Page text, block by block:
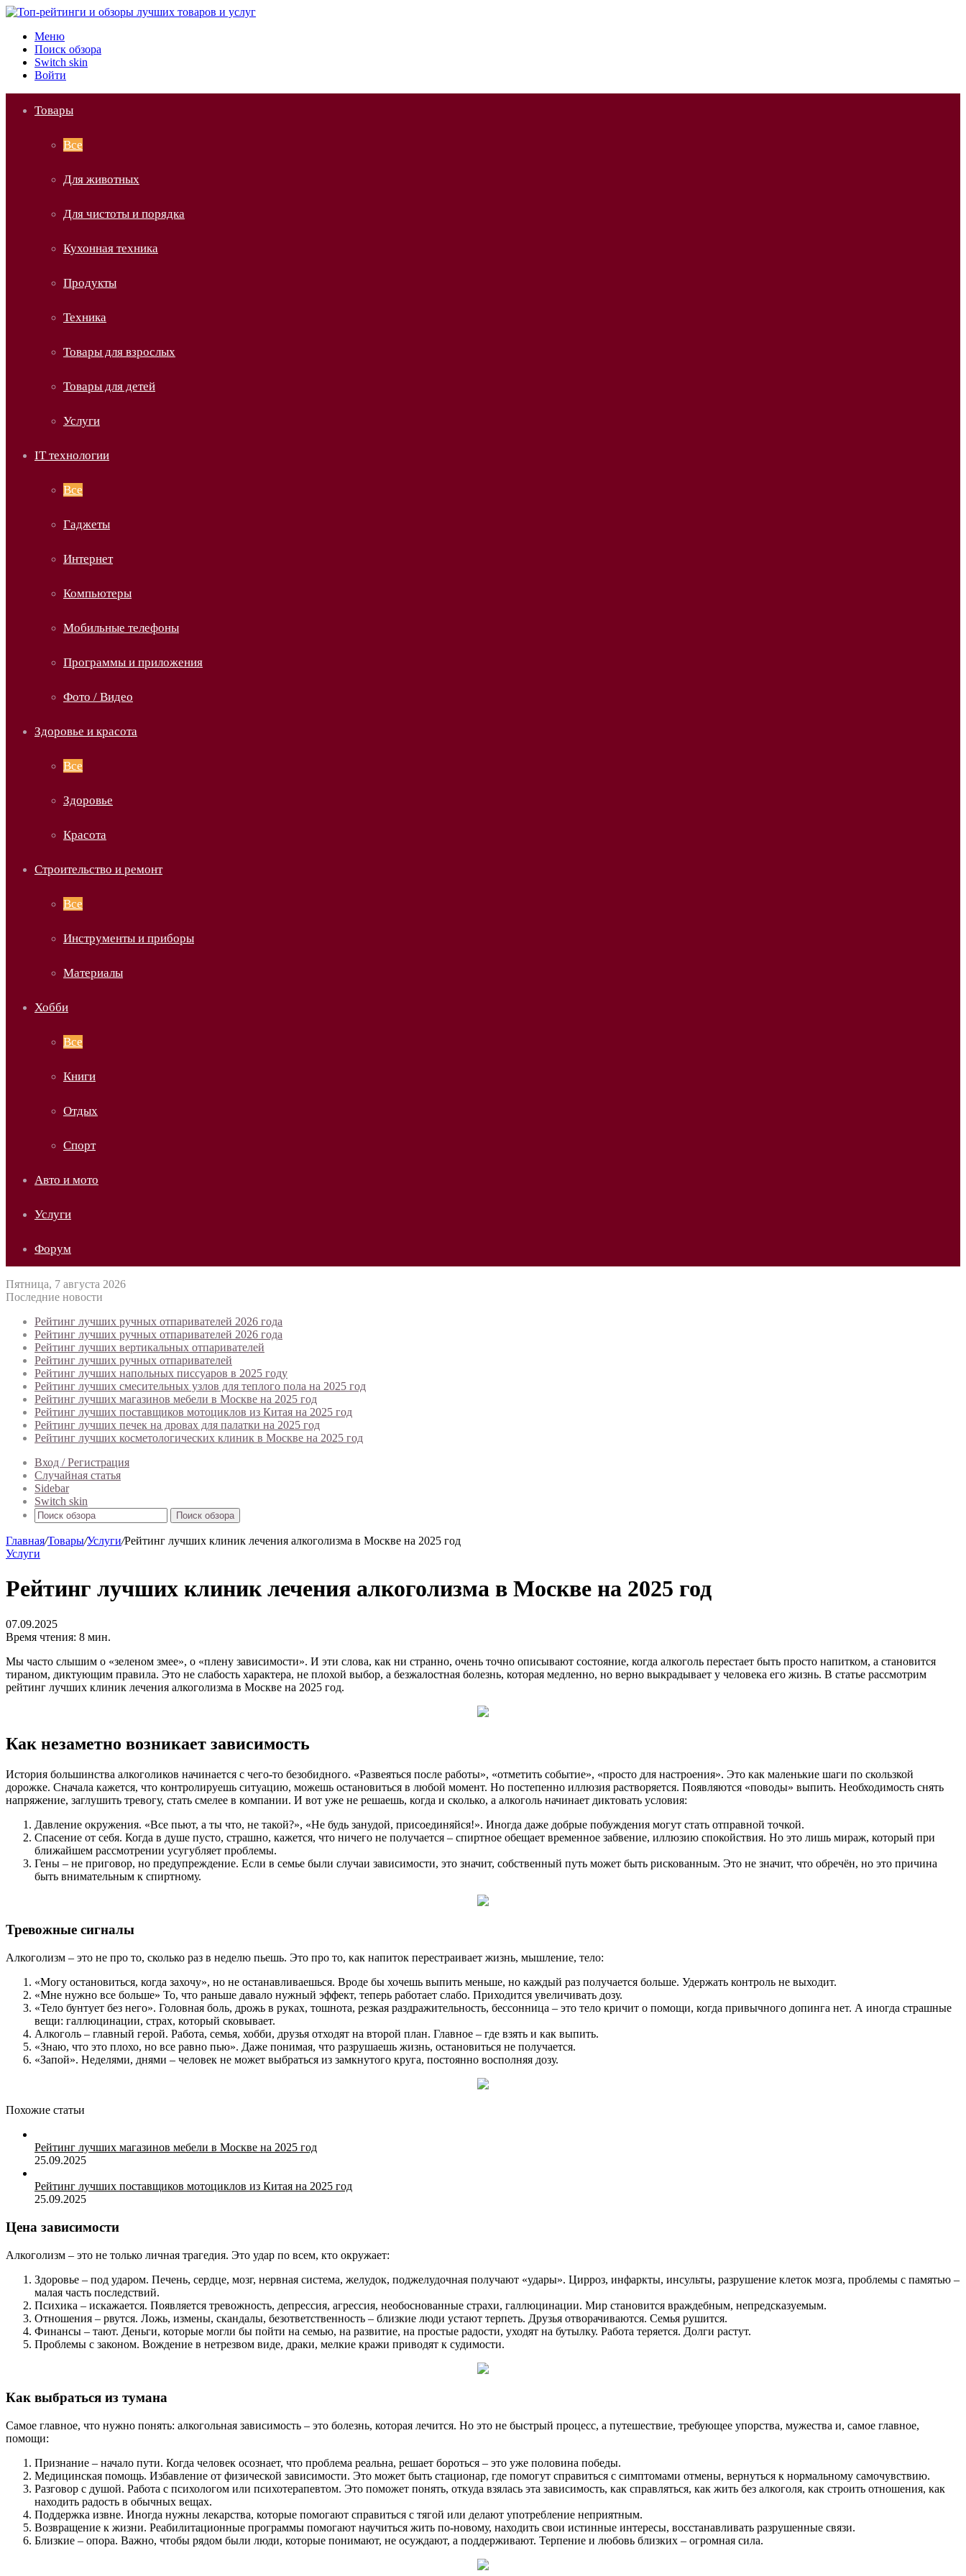
Меню
Поиск обзора
Switch skin
Войти
Товары
Все
Для животных
Для чистоты и порядка
Кухонная техника
Продукты
Техника
Товары для взрослых
Товары для детей
Услуги
IT технологии
Все
Гаджеты
Интернет
Компьютеры
Мобильные телефоны
Программы и приложения
Фото / Видео
Здоровье и красота
Все
Здоровье
Красота
Строительство и ремонт
Все
Инструменты и приборы
Материалы
Хобби
Все
Книги
Отдых
Спорт
Авто и мото
Услуги
Форум
Пятница, 7 августа 2026
Последние новости
Рейтинг лучших ручных отпаривателей 2026 года
Рейтинг лучших ручных отпаривателей 2026 года
Рейтинг лучших вертикальных отпаривателей
Рейтинг лучших ручных отпаривателей
Рейтинг лучших напольных писсуаров в 2025 году
Рейтинг лучших смесительных узлов для теплого пола на 2025 год
Рейтинг лучших магазинов мебели в Москве на 2025 год
Рейтинг лучших поставщиков мотоциклов из Китая на 2025 год
Рейтинг лучших печек на дровах для палатки на 2025 год
Рейтинг лучших косметологических клиник в Москве на 2025 год
Вход / Регистрация
Случайная статья
Sidebar
Switch skin
Поиск обзора
Главная/Товары/Услуги/Рейтинг лучших клиник лечения алкоголизма в Москве на 2025 год
Услуги
Рейтинг лучших клиник лечения алкоголизма в Москве на 2025 год
07.09.2025
Время чтения: 8 мин.
Мы часто слышим о «зеленом змее», о «плену зависимости». И эти слова, как ни странно, очень точно описывают состояние, когда алкоголь перестает быть просто напитком, а становится
тираном, диктующим правила. Это не слабость характера, не плохой выбор, а безжалостная болезнь, которая медленно, но верно выкрадывает у человека его жизнь. В статье рассмотрим
рейтинг лучших клиник лечения алкоголизма в Москве на 2025 год.
Как незаметно возникает зависимость
История большинства алкоголиков начинается с чего-то безобидного. «Развеяться после работы», «отметить событие», «просто для настроения». Это как маленькие шаги по скользкой
дорожке. Сначала кажется, что контролируешь ситуацию, можешь остановиться в любой момент. Но постепенно иллюзия растворяется. Появляются «поводы» выпить. Необходимость снять
напряжение, заглушить тревогу, стать смелее в компании. И вот уже не решаешь, когда и сколько, а алкоголь начинает диктовать условия:
Давление окружения. «Все пьют, а ты что, не такой?», «Не будь занудой, присоединяйся!». Иногда даже добрые побуждения могут стать отправной точкой.
Спасение от себя. Когда в душе пусто, страшно, кажется, что ничего не получается – спиртное обещает временное забвение, иллюзию спокойствия. Но это лишь мираж, который при
ближайшем рассмотрении усугубляет проблемы.
Гены – не приговор, но предупреждение. Если в семье были случаи зависимости, это значит, собственный путь может быть рискованным. Это не значит, что обречён, но это причина
быть внимательным к спиртному.
Тревожные сигналы
Алкоголизм – это не про то, сколько раз в неделю пьешь. Это про то, как напиток перестраивает жизнь, мышление, тело:
«Могу остановиться, когда захочу», но не останавливаешься. Вроде бы хочешь выпить меньше, но каждый раз получается больше. Удержать контроль не выходит.
«Мне нужно все больше» То, что раньше давало нужный эффект, теперь работает слабо. Приходится увеличивать дозу.
«Тело бунтует без него». Головная боль, дрожь в руках, тошнота, резкая раздражительность, бессонница – это тело кричит о помощи, когда привычного допинга нет. А иногда страшные
вещи: галлюцинации, страх, который сковывает.
Алкоголь – главный герой. Работа, семья, хобби, друзья отходят на второй план. Главное – где взять и как выпить.
«Знаю, что это плохо, но все равно пью». Даже понимая, что разрушаешь жизнь, остановиться не получается.
«Запой». Неделями, днями – человек не может выбраться из замкнутого круга, постоянно восполняя дозу.
Похожие статьи
Рейтинг лучших магазинов мебели в Москве на 2025 год
25.09.2025
Рейтинг лучших поставщиков мотоциклов из Китая на 2025 год
25.09.2025
Цена зависимости
Алкоголизм – это не только личная трагедия. Это удар по всем, кто окружает:
Здоровье – под ударом. Печень, сердце, мозг, нервная система, желудок, поджелудочная получают «удары». Цирроз, инфаркты, инсульты, разрушение клеток мозга, проблемы с памятью –
малая часть последствий.
Психика – искажается. Появляется тревожность, депрессия, агрессия, необоснованные страхи, галлюцинации. Мир становится враждебным, непредсказуемым.
Отношения – рвутся. Ложь, измены, скандалы, безответственность – близкие люди устают терпеть. Друзья отворачиваются. Семья рушится.
Финансы – тают. Деньги, которые могли бы пойти на семью, на развитие, на простые радости, уходят на бутылку. Работа теряется. Долги растут.
Проблемы с законом. Вождение в нетрезвом виде, драки, мелкие кражи приводят к судимости.
Как выбраться из тумана
Самое главное, что нужно понять: алкогольная зависимость – это болезнь, которая лечится. Но это не быстрый процесс, а путешествие, требующее упорства, мужества и, самое главное,
помощи:
Признание – начало пути. Когда человек осознает, что проблема реальна, решает бороться – это уже половина победы.
Медицинская помощь. Избавление от физической зависимости. Это может быть стационар, где помогут справиться с симптомами отмены, вернуться к нормальному самочувствию.
Разговор с душой. Работа с психологом или психотерапевтом. Это поможет понять, откуда взялась эта зависимость, как справляться, как жить без алкоголя, как строить отношения, как
находить радость в обычных вещах.
Поддержка извне. Иногда нужны лекарства, которые помогают справиться с тягой или делают употребление неприятным.
Возвращение к жизни. Реабилитационные программы помогают научиться жить по-новому, находить свои истинные интересы, восстанавливать разрушенные связи.
Близкие – опора. Важно, чтобы рядом были люди, которые понимают, не осуждают, а поддерживают. Терпение и любовь близких – огромная сила.